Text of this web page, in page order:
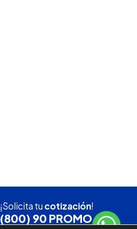
¡Solicita tucotización!
(800) 90 PROMO